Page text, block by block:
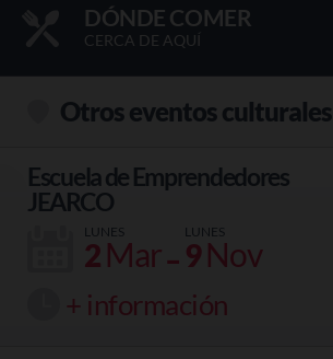
DÓNDE COMER
CERCA DE AQUÍ
Otros eventos culturales
Escuela de Emprendedores
JEARCO
LUNES
2Mar- LUNES
9Nov
+ información